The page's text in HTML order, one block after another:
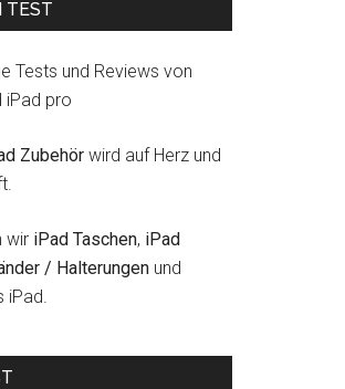
TEST
Tests und Reviews von
iPad pro
Zubehör wird auf Herz und
wir iPad Taschen, iPad
/ Halterungen und
iPad.